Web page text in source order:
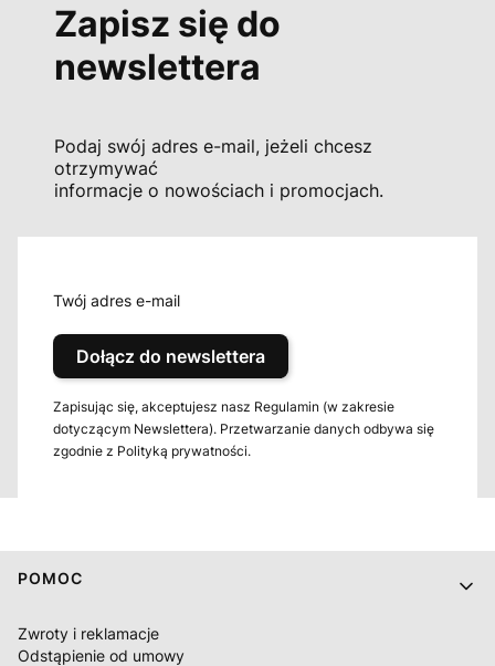
Zapisz się do
newslettera
Podaj swój adres e-mail, jeżeli chcesz
otrzymywać
informacje o nowościach i promocjach.
Twój adres e-mail
Dołącz do newslettera
Zapisując się, akceptujesz nasz Regulamin (w zakresie
dotyczącym Newslettera). Przetwarzanie danych odbywa się
zgodnie z Polityką prywatności.
Linki w stopce
POMOC
Zwroty i reklamacje
Odstąpienie od umowy